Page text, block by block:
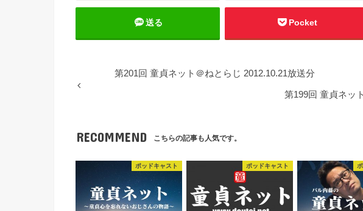
送る Pocket
第201回 童貞ネット＠ねとらじ 2012.10.21放送分
第199回 童貞ネッ
RECOMMEND こちらの記事も人気です。
ポッドキャスト ポッドキャスト